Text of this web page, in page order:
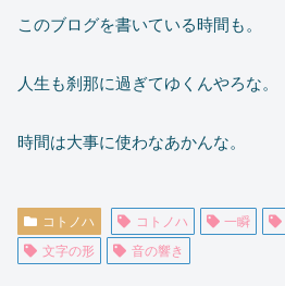
このブログを書いている時間も。
人生も刹那に過ぎてゆくんやろな。
時間は大事に使わなあかんな。
コトノハ コトノハ 一瞬
文字の形
音の響き